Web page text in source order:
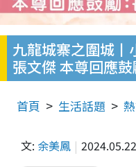
九龍城寨之圍城丨
張文傑 本尊回應
首頁 生活話題
文: 余美鳳 2024.05.22